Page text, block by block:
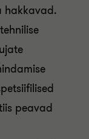
hakkavad.
peavad